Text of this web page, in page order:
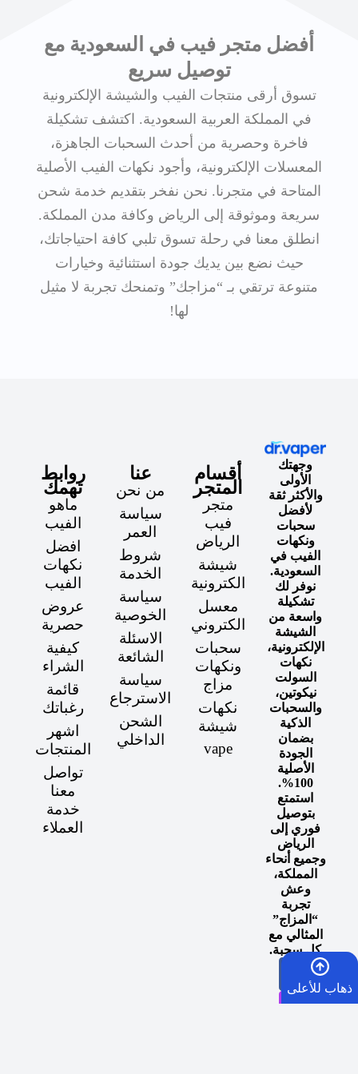
أفضل متجر فيب في السعودية مع
توصيل سريع
تسوق أرقى منتجات الفيب والشيشة الإلكترونية
في المملكة العربية السعودية. اكتشف تشكيلة
فاخرة وحصرية من أحدث السحبات الجاهزة،
المعسلات الإلكترونية، وأجود نكهات الفيب الأصلية
المتاحة في متجرنا. نحن نفخر بتقديم خدمة شحن
سريعة وموثوقة إلى الرياض وكافة مدن المملكة.
انطلق معنا في رحلة تسوق تلبي كافة احتياجاتك،
حيث نضع بين يديك جودة استثنائية وخيارات
متنوعة ترتقي بـ “مزاجك” وتمنحك تجربة لا مثيل
لها!
وجهتك
الأولى
والأكثر ثقة
لأفضل
سحبات
ونكهات
الفيب في
السعودية.
نوفر لك
تشكيلة
واسعة من
الشيشة
الإلكترونية،
نكهات
السولت
نيكوتين،
والسحبات
الذكية
بضمان
الجودة
الأصلية
100%.
استمتع
بتوصيل
فوري إلى
الرياض
وجميع أنحاء
المملكة،
وعش
تجربة
“المزاج”
المثالي مع
كل سحبة.
أقسام
المتجر
متجر
فيب
الرياض
شيشة
الكترونية
معسل
الكتروني
سحبات
ونكهات
مزاج
نكهات
شيشة
vape
عنا
من نحن
سياسة
العمر
شروط
الخدمة
سياسة
الخوصية
الاسئلة
الشائعة
سياسة
الاسترجاع
الشحن
الداخلي
روابط
تهمك
ماهو
الفيب
افضل
نكهات
الفيب
عروض
حصرية
كيفية
الشراء
قائمة
رغباتك
اشهر
المنتجات
تواصل
معنا
خدمة
العملاء
ذهاب للأعلى